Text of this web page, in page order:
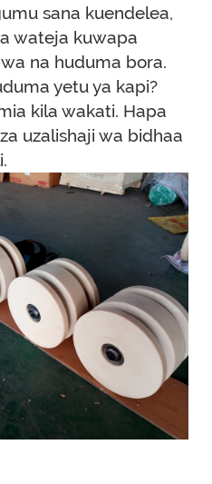
sana kuendelea,
wateja kuwapa
na huduma bora.
yetu ya kapi?
kila wakati. Hapa
uzalishaji wa bidhaa